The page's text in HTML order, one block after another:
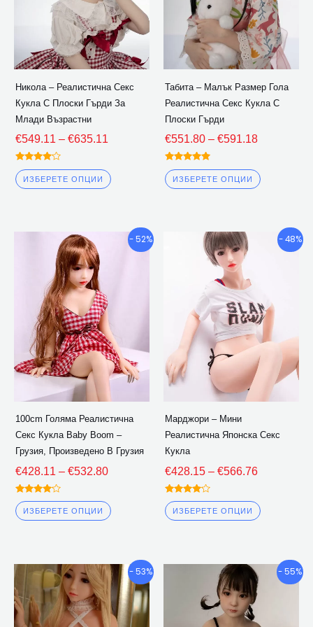
Никола – Реалистична Секс
Кукла С Плоски Гърди За
Млади Възрастни
€549.11 – €635.11
Оценено
4.00
извън 5
ИЗБЕРЕТЕ ОПЦИИ
могат
да
бъдат
на
Табита – Малък Размер Гола
Реалистична Секс Кукла С
Плоски Гърди
€551.80 – €591.18
Оценено
5.00
извън 5
ИЗБЕРЕТЕ ОПЦИИ
могат
да
бъдат
на
- 52%
100cm Голяма Реалистична
Секс Кукла Baby Boom –
Грузия, Произведено В Грузия
€428.11 – €532.80
Ценови
диапазон:
Оценено
4.00
извън 5
ИЗБЕРЕТЕ ОПЦИИ
Този
Опциите
могат
да
страницата
- 48%
Марджори – Мини
Реалистична Японска Секс
Кукла
€428.15 – €566.76
Ценови
диапазон:
Оценено
4.00
извън 5
ИЗБЕРЕТЕ ОПЦИИ
Този
варианти.
Опциите
могат
бъдат
на
- 53%
Ценови
диапазон:
€418.94
през
Този
продукт
има
- 55%
Ценови
диапазон:
Този